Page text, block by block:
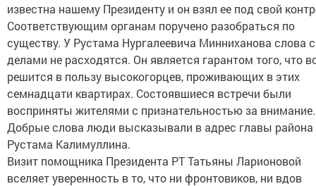
известна нашему Президенту и он взял ее под свой
Соответствующим органам поручено разобраться по
существу. У Рустама Нургалеевича Минниханова слова с
делами не расходятся. Он является гарантом того, что
решится в пользу высокогорцев, проживающих в этих
семнадцати квартирах. Состоявшиеся встречи были
восприняты жителями с признательностью за внимание.
Добрые слова люди высказывали в адрес главы района
Рустама Калимуллина.
Визит помощника Президента РТ Татьяны Ларионовой
вселяет уверенность в то, что ни фронтовиков, ни вдов